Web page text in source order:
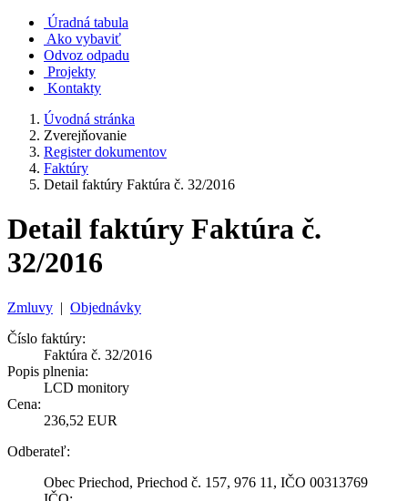
Úradná tabula
Ako vybaviť
Odvoz odpadu
Projekty
Kontakty
Úvodná stránka
Zverejňovanie
Register dokumentov
Faktúry
Detail faktúry Faktúra č. 32/2016
Detail faktúry Faktúra č.
32/2016
Zmluvy | Objednávky
Číslo faktúry:
Faktúra č. 32/2016
Popis plnenia:
LCD monitory
Cena:
236,52 EUR
Odberateľ:
Obec Priechod, Priechod č. 157, 976 11, IČO 00313769